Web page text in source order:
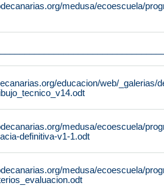
medusa/ecoescuela/
educacion/web/
medusa/ecoescuela/
definitiva-v1-1.odt
medusa/ecoescuela/